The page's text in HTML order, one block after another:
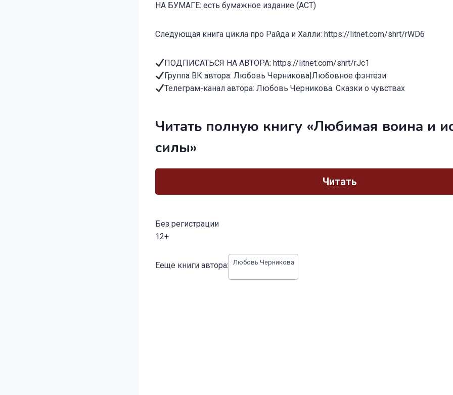
НА БУМАГЕ: есть бумажное издание (АСТ)
Следующая книга цикла про Райда и Халли: https://litnet.com/shrt/rWD6
ПОДПИСАТЬСЯ НА АВТОРА: https://litnet.com/shrt/rJc1
Группа ВК автора: Любовь Черникова|Любовное фэнтези
Телеграм-канал автора: Любовь Черникова. Сказки о чувствах
Читать полную книгу «Любимая воина и
силы»
Читать
Без регистрации
12+
записи:
Ееще книги автора: Любовь Черникова